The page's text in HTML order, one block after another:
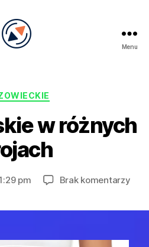
Menu
Kategorie
w różnych
pm Brak komentarzydo